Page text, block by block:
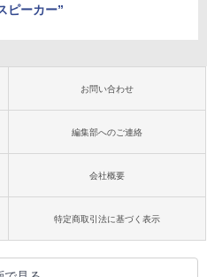
ピーカー”
お問い合わせ
編集部へのご連絡
会社概要
特定商取引法に基づく表示